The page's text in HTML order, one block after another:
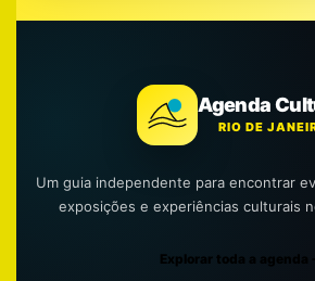
Agenda
RIO DE
Um guia independente para encontrar
exposições e experiências culturais
Explorar toda a agenda